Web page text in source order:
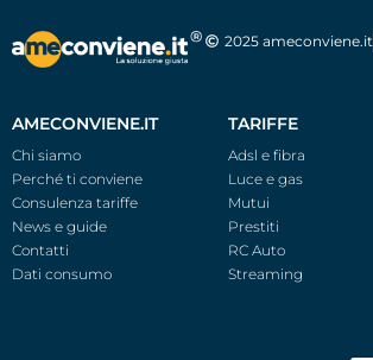
2025 ameconviene.it
AMECONVIENE.IT
Chi siamo
Perché ti conviene
Consulenza tariffe
News e guide
Contatti
Dati consumo
TARIFFE
Adsl e fibra
Luce e gas
Mutui
Prestiti
RC Auto
Streaming